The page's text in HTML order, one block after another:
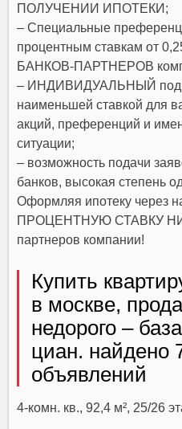
ПОЛУЧЕНИИ ИПОТЕКИ;
– Специальные
процентным ставкам от
БАНКОВ-ПАРТНЕРОВ
– ИНДИВИДУАЛЬНЫЙ
наименьшей ставкой для
акций, преференций и
ситуации;
– возможность подачи
банков, высокая степень
Оформляя ипотеку
ПРОЦЕНТНУЮ СТАВКУ
партнеров компании!
Купить
в москве,
недорого –
циан. найдено
объявлений
4-комн. кв., 92,4 м², 25/26